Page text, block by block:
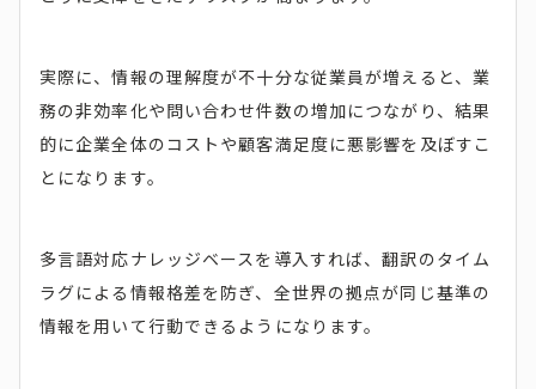
実際に、情報の理解度が不十分な従業員が増えると、業
務の非効率化や問い合わせ件数の増加につながり、結果
的に企業全体のコストや顧客満足度に悪影響を及ぼすこ
とになります。
多言語対応ナレッジベースを導入すれば、翻訳のタイム
ラグによる情報格差を防ぎ、全世界の拠点が同じ基準の
情報を用いて行動できるようになります。